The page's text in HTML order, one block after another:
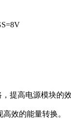
提高电源模块的效
效的能量转换。